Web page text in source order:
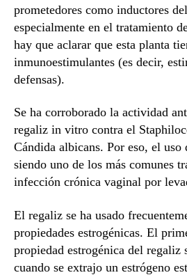
prometedores como inductores
especialmente en el tratamiento
hay que aclarar que esta planta
inmunoestimulantes (es decir,
defensas).
Se ha corroborado la actividad
regaliz in vitro contra el
Cándida albicans. Por eso, el
siendo uno de los más comunes
infección crónica vaginal por
El regaliz se ha usado
propiedades estrogénicas. El
propiedad estrogénica del regaliz
cuando se extrajo un estrógeno